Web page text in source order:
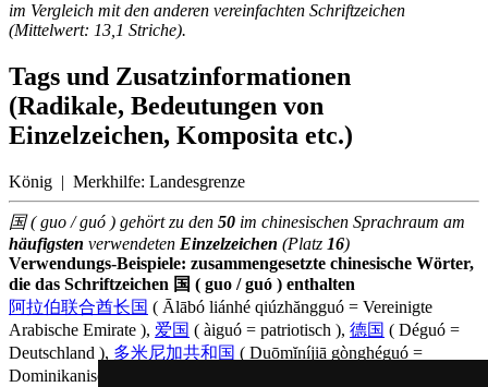
im Vergleich mit den anderen vereinfachten Schriftzeichen
(Mittelwert: 13,1 Striche).
Tags und Zusatzinformationen
(Radikale, Bedeutungen von
Einzelzeichen, Komposita etc.)
König | Merkhilfe: Landesgrenze
国 ( guo / guó ) gehört zu den 50 im chinesischen Sprachraum am
häufigsten verwendeten Einzelzeichen (Platz 16)
Verwendungs-Beispiele: zusammengesetzte chinesische Wörter,
die das Schriftzeichen 国 ( guo / guó ) enthalten
阿拉伯联合酋长国 ( Ālābó liánhé qiúzhăngguó = Vereinigte
Arabische Emirate ), 爱国 ( àiguó = patriotisch ), 德国 ( Déguó =
Deutschland ), 多米尼加共和国 ( Duōmĭníjiā gònghéguó =
Dominikanische Republik ),